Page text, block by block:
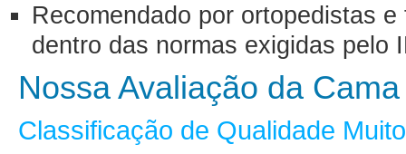
Recomendado por ortopedistas
dentro das normas exigidas pelo
Nossa Avaliação da
Classificação de Qualidade